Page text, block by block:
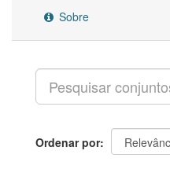
Sobre
Ordenar por